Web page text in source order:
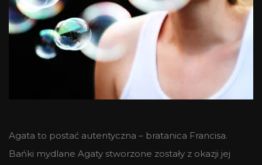
Agata to postać autentyczna – bratanica Francisa.
Bańki mydlane Agaty stworzone zostały z okazji jej